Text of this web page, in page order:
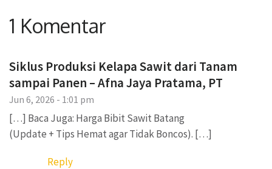
1 Komentar
Siklus Produksi Kelapa Sawit dari Tanam
sampai Panen – Afna Jaya Pratama, PT
Jun 6, 2026 - 1:01 pm
[…] Baca Juga: Harga Bibit Sawit Batang
(Update + Tips Hemat agar Tidak Boncos). […]
Reply